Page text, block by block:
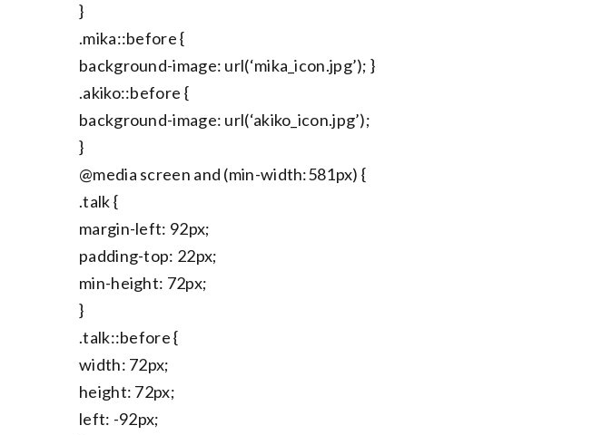
}
.mika::before {
background-image: url(‘mika_icon.jpg’); }
.akiko::before {
background-image: url(‘akiko_icon.jpg’);
}
@media screen and (min-width:581px) {
.talk {
margin-left: 92px;
padding-top: 22px;
min-height: 72px;
}
.talk::before {
width: 72px;
height: 72px;
left: -92px;